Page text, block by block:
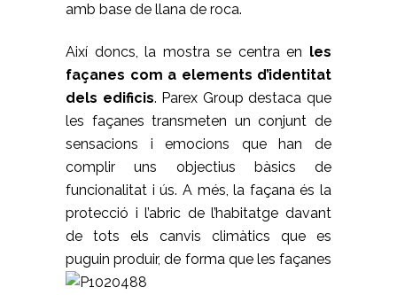
amb base de llana de roca.
Així doncs, la mostra se centra en les
façanes com a elements d’identitat
dels edificis. Parex Group destaca que
les façanes transmeten un conjunt de
sensacions i emocions que han de
complir uns objectius bàsics de
funcionalitat i ús. A més, la façana és la
protecció i l’abric de l’habitatge davant
de tots els canvis climàtics que es
puguin produir,de forma que les façanes